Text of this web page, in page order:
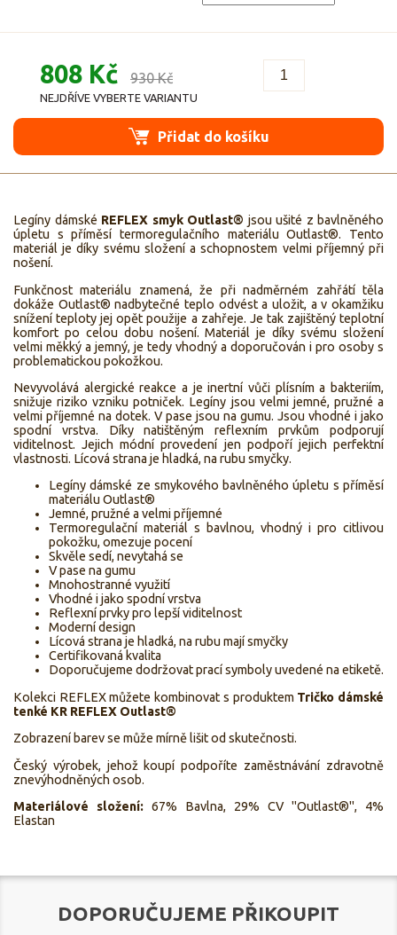
808 Kč 930 Kč
NEJDŘÍVE VYBERTE VARIANTU
Přidat do košíku
Legíny dámské REFLEX smyk Outlast® jsou ušité z bavlněného
úpletu s příměsí termoregulačního materiálu Outlast®. Tento
materiál je díky svému složení a schopnostem velmi příjemný při
nošení.
Funkčnost materiálu znamená, že při nadměrném zahřátí těla
dokáže Outlast® nadbytečné teplo odvést a uložit, a v okamžiku
snížení teploty jej opět použije a zahřeje. Je tak zajištěný teplotní
komfort po celou dobu nošení. Materiál je díky svému složení
velmi měkký a jemný, je tedy vhodný a doporučován i pro osoby s
problematickou pokožkou.
Nevyvolává alergické reakce a je inertní vůči plísním a bakteriím,
snižuje riziko vzniku potniček. Legíny jsou velmi jemné, pružné a
velmi příjemné na dotek. V pase jsou na gumu. Jsou vhodné i jako
spodní vrstva. Díky natištěným reflexním prvkům podporují
viditelnost. Jejich módní provedení jen podpoří jejich perfektní
vlastnosti. Lícová strana je hladká, na rubu smyčky.
Legíny dámské ze smykového bavlněného úpletu s příměsí
materiálu Outlast®
Jemné, pružné a velmi příjemné
Termoregulační materiál s bavlnou, vhodný i pro citlivou
pokožku, omezuje pocení
Skvěle sedí, nevytahá se
V pase na gumu
Mnohostranné využití
Vhodné i jako spodní vrstva
Reflexní prvky pro lepší viditelnost
Moderní design
Lícová strana je hladká, na rubu mají smyčky
Certifikovaná kvalita
Doporučujeme dodržovat prací symboly uvedené na etiketě.
Kolekci REFLEX můžete kombinovat s produktem Tričko dámské
tenké KR REFLEX Outlast®
Zobrazení barev se může mírně lišit od skutečnosti.
Český výrobek, jehož koupí podpoříte zaměstnávání zdravotně
znevýhodněných osob.
Materiálové složení: 67% Bavlna, 29% CV "Outlast®", 4%
Elastan
DOPORUČUJEME PŘIKOUPIT